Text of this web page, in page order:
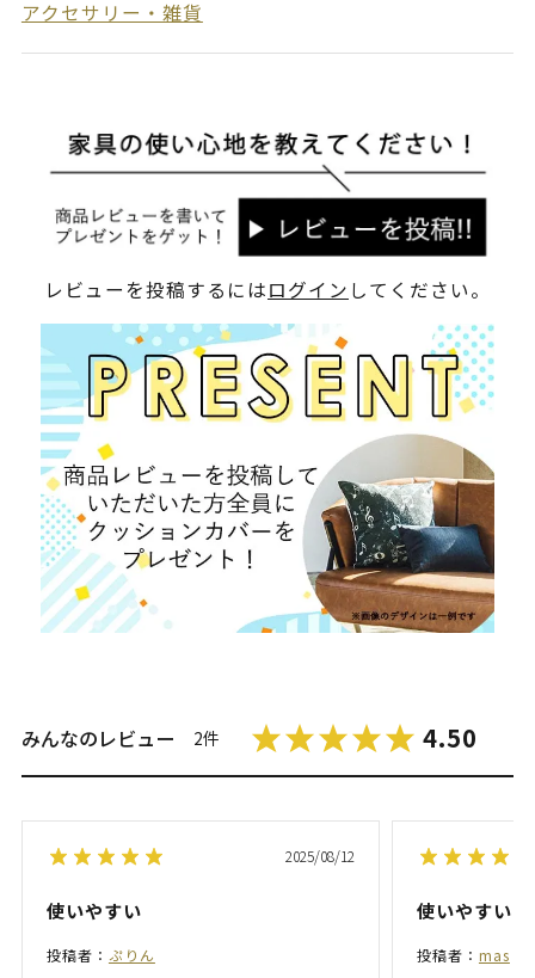
アクセサリー・雑貨
レビューを投稿するにはログイン してください。
みんなのレビュー 2件 4.50
2025/08/12
使いやすい
投稿者： ぷりん
使いやすい
投稿者： mas